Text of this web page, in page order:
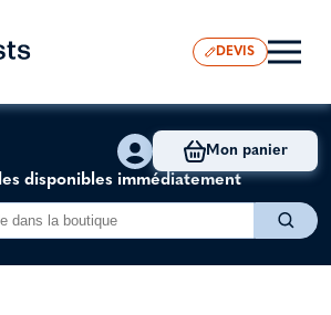
DEVIS
disponibles immédiatement
Mon panier